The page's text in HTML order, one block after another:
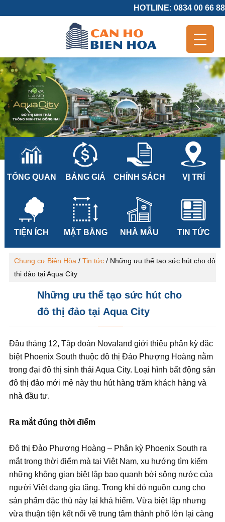
HOTLINE: 0834 00 66 88
TỔNG QUAN BẢNG GIÁ CHÍNH SÁCH VỊ TRÍ
TIỆN ÍCH MẶT BẰNG NHÀ MẪU TIN TỨC
Chung cư Biên Hòa / Tin tức/ Những ưu thế tạo sức hút cho đô
thị đảo tại Aqua City
Những ưu thế tạo sức hút cho
đô thị đảo tại Aqua City
Đầu tháng 12, Tập đoàn Novaland giới thiệu phân kỳ đặc
biệt Phoenix South thuộc đô thị Đảo Phượng Hoàng nằm
trong đại đô thị sinh thái Aqua City. Loại hình bất động sản
đô thị đảo mới mẻ này thu hút hàng trăm khách hàng và
nhà đầu tư.
Ra mắt đúng thời điểm
Đô thị Đảo Phượng Hoàng – Phân kỳ Phoenix South ra
mắt trong thời điểm mà tại Việt Nam, xu hướng tìm kiếm
những không gian biệt lập bao quanh bởi sông nước của
người Việt đang gia tăng. Trong khi đó nguồn cung cho
sản phẩm đặc thù này lại khá hiếm. Vừa biệt lập nhưng
vừa thuận tiện kết nối về trung tâm thành phố lớn lại càng